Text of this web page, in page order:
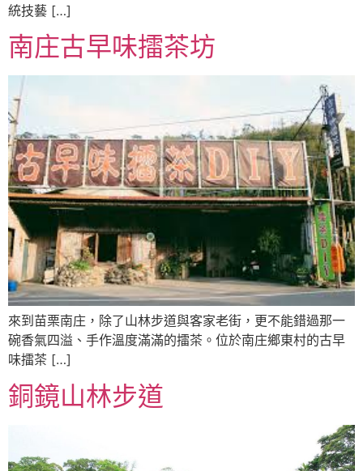
統技藝 […]
南庄古早味擂茶坊
來到苗栗南庄，除了山林步道與客家老街，更不能錯過那一
碗香氣四溢、手作溫度滿滿的擂茶。位於南庄鄉東村的古早
味擂茶 […]
銅鏡山林步道